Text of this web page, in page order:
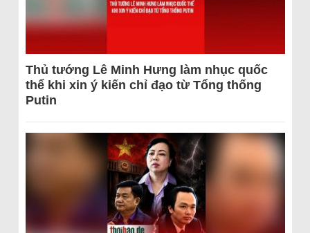
Thủ tướng Lê Minh Hưng làm nhục quốc
thể khi xin ý kiến chỉ đạo từ Tổng thống
Putin